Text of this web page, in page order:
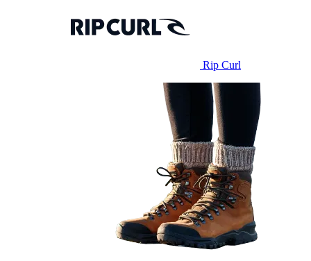
Rip Curl